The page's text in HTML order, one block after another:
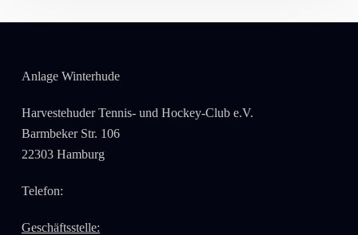
Anlage Winterhude
Harvestehuder Tennis- und Hockey-Club e.V.
Barmbeker Str. 106
22303 Hamburg
Telefon:
Geschäftsstelle: